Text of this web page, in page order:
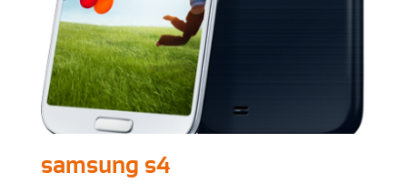
samsung s4